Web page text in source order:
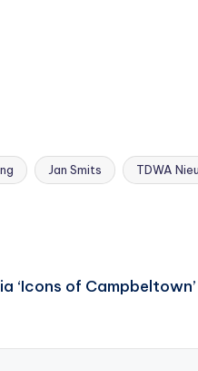
Jan Smits TDWA
‘Icons of